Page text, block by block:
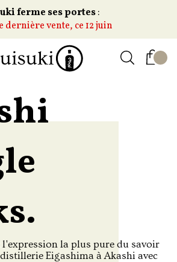
ferme ses portes:
dernière vente, ce 12 juin
l'expression la plus pure du savoir
Eigashima à Akashi avec